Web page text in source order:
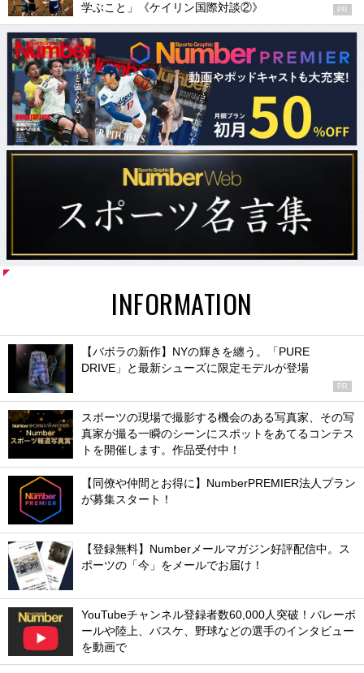
学ぶこと」《ケイリン国際対談②》
PR
INFORMATION
【バボラの新作】NYの輝きを纏う。「PURE
DRIVE」と最新シューズに限定モデルが登場
PR
スポーツの現場で撮影する機会のある写真家、その写
真家が撮る一瞬のシーンにスポットをあてるコンテス
トを開催します。作品受付中！
【同僚や仲間とお得に】NumberPREMIER法人プラン
が募集スタート！
【登録無料】Numberメールマガジン好評配信中。ス
ポーツの「今」をメールでお届け！
YouTubeチャンネル登録者数60,000人突破！バレーボ
ールや陸上、バスケ、野球などの選手のインタビュー
を動画で